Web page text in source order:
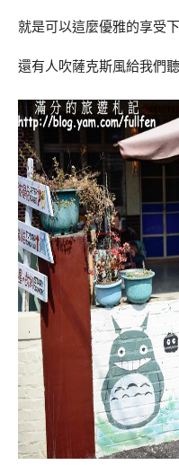
就是可以這麼優雅的享受
還有人吹薩克斯風給我們